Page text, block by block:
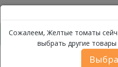
Помидоры
Сожалеем, Желтые томаты
выбрать другие товары